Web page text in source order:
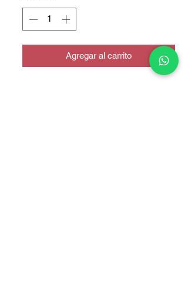
Agregar al carrito